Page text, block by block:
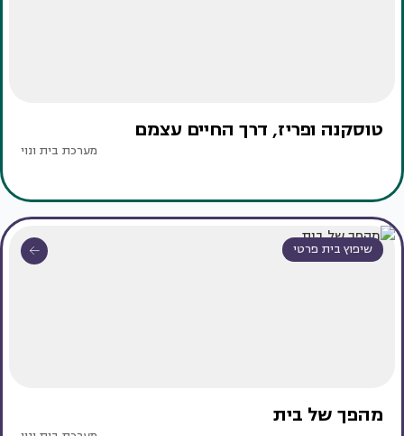
טוסקנה ופריז, דרך החיים עצמם
מערכת בית ונוי
שיפוץ בית פרטי
מהפך של בית